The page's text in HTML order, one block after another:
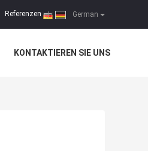
German
Referenzen |
KONTAKTIEREN SIE UNS